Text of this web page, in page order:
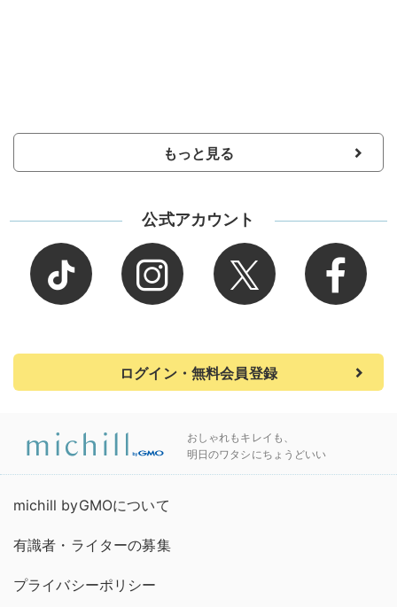
もっと見る
公式アカウント
ログイン・無料会員登録
おしゃれもキレイも、
明日のワタシにちょうどいい
michill byGMOについて
有識者・ライターの募集
プライバシーポリシー